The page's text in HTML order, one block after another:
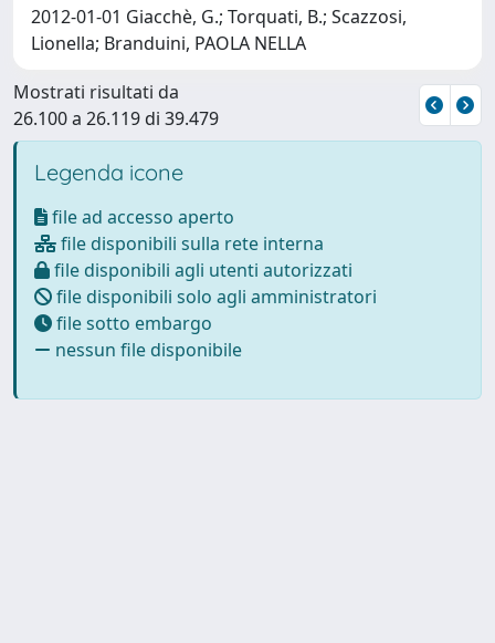
2012-01-01 Giacchè, G.; Torquati, B.; Scazzosi,
Lionella; Branduini, PAOLA NELLA
Mostrati risultati da
26.100 a 26.119 di 39.479
Legenda icone
file ad accesso aperto
file disponibili sulla rete interna
file disponibili agli utenti autorizzati
file disponibili solo agli amministratori
file sotto embargo
nessun file disponibile